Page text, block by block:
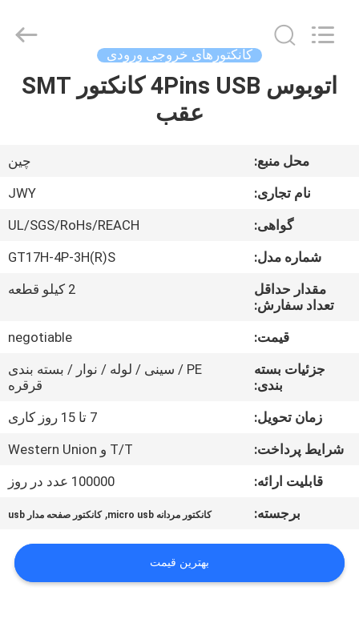
صفحه
محصولات
کنترل
درخواست
Electronic
Reserved.
کانکتورهای خروجی ورودی
اتوبوس 4Pins USB کانکتور SMT
عقب
محل منبع:
چین
نام تجاری:
JWY
گواهی:
UL/SGS/RoHs/REACH
شماره مدل:
GT17H-4P-3H(R)S
مقدار حداقل
تعداد سفارش:
2 کیلو قطعه
قیمت:
negotiable
جزئیات بسته
بندی:
PE / سینی / لوله / نوار / بسته بندی
قرقره
زمان تحویل:
7 تا 15 روز کاری
شرایط پرداخت:
T/T و Western Union
قابلیت ارائه:
100000 عدد در روز
برجسته:
کانکتور مردانه micro usb ,کانکتور صفحه مدار usb
بهترین قیمت